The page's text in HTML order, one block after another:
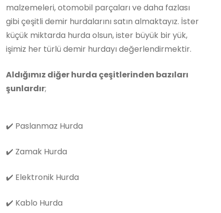
malzemeleri, otomobil parçaları ve daha fazlası
gibi çeşitli demir hurdalarını satın almaktayız. İster
küçük miktarda hurda olsun, ister büyük bir yük,
işimiz her türlü demir hurdayı değerlendirmektir.
Aldığımız diğer hurda çeşitlerinden bazıları
şunlardır;
✔️ Paslanmaz Hurda
✔️ Zamak Hurda
✔️ Elektronik Hurda
✔️ Kablo Hurda